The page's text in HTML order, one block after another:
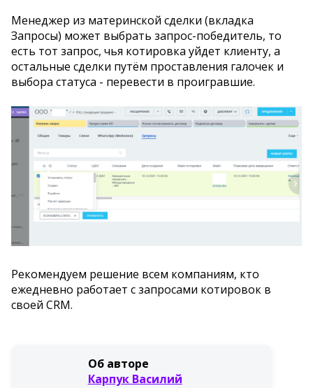
Менеджер из материнской сделки (вкладка
Запросы) может выбрать запрос-победитель, то
есть тот запрос, чья котировка уйдет клиенту, а
остальные сделки путём проставления галочек и
выбора статуса - перевести в проигравшие.
Рекомендуем решение всем компаниям, кто
ежедневно работает с запросами котировок в
своей CRM.
Об авторе
Карпук Василий